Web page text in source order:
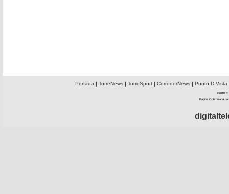
Portada | TorreNews| TorreSport| CorredorNews| Punto D Vista
©2010 El
Página Optimizada